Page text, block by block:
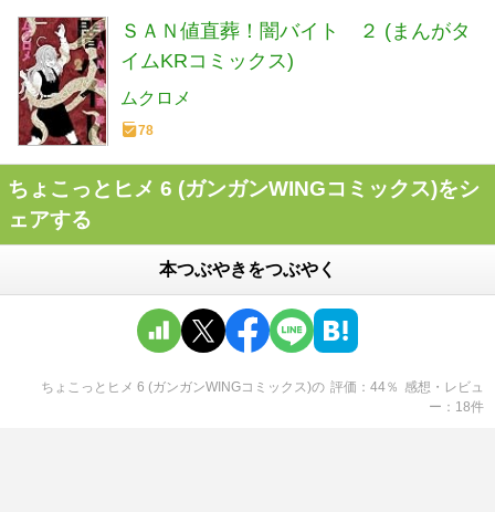
ＳＡＮ値直葬！闇バイト ２ (まんがタ
イムKRコミックス)
ムクロメ
78
ちょこっとヒメ 6 (ガンガンWINGコミックス)をシ
ェアする
本つぶやきをつぶやく
ちょこっとヒメ 6 (ガンガンWINGコミックス)の 評価 44％ 感想・レビュ
ー
18件